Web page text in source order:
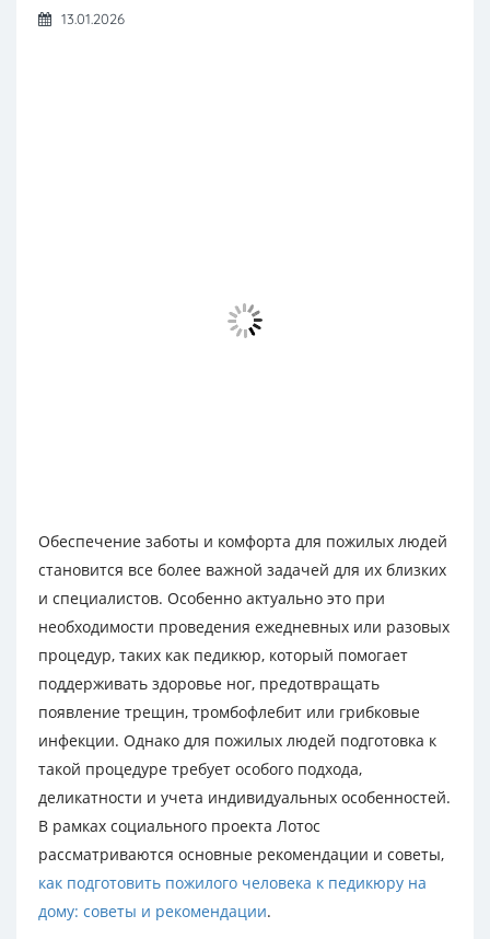
13.01.2026
Обеспечение заботы и комфорта для пожилых людей
становится все более важной задачей для их близких
и специалистов. Особенно актуально это при
необходимости проведения ежедневных или разовых
процедур, таких как педикюр, который помогает
поддерживать здоровье ног, предотвращать
появление трещин, тромбофлебит или грибковые
инфекции. Однако для пожилых людей подготовка к
такой процедуре требует особого подхода,
деликатности и учета индивидуальных особенностей.
В рамках социального проекта Лотос
рассматриваются основные рекомендации и советы,
как подготовить пожилого человека к педикюру на
дому: советы и рекомендации.